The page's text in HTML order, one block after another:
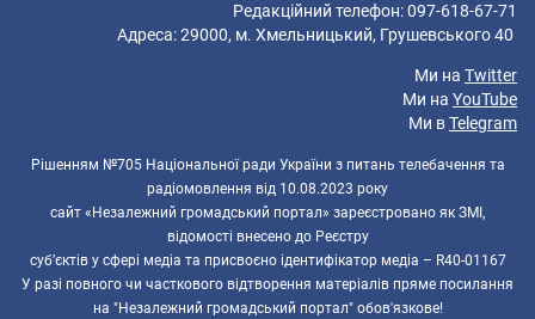
Редакційний телефон: 097-618-67-71
Адреса: 29000, м. Хмельницький, Грушевського 40
Ми на Twitter
Ми на YouTube
Ми вTelegram
Рішенням №705 Національної ради України з питань телебачення та
радіомовлення від 10.08.2023 року
сайт «Незалежний громадський портал» зареєстровано як ЗМІ,
відомості внесено до Реєстру
суб’єктів у сфері медіа та присвоєно ідентифікатор медіа – R40-01167
У разі повного чи часткового відтворення матеріалів пряме посилання
на "Незалежний громадський портал" обов'язкове!